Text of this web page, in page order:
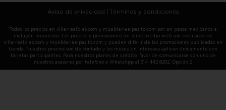
Aviso de privacidad Términos y condiciones
Todos los precios en villarrealbles.com y muebleriaelpasito.com son en pesos mexicanos e
incluyen impuestos. Los precios y promociones de nuestro sitio web son exclusivos de
villarrealbles.com y muebleriaelpasito.com y pueden diferir de las promociones publicadas en
tienda. Nuestros precios son de contado y los meses sin intereses aplican únicamente con
tarjetas participantes. Para nuestros planes de crédito, favor de comunicarse con uno de
nuestros asesores por teléfono o WhatsApp al 614 442 8202, Opción 2